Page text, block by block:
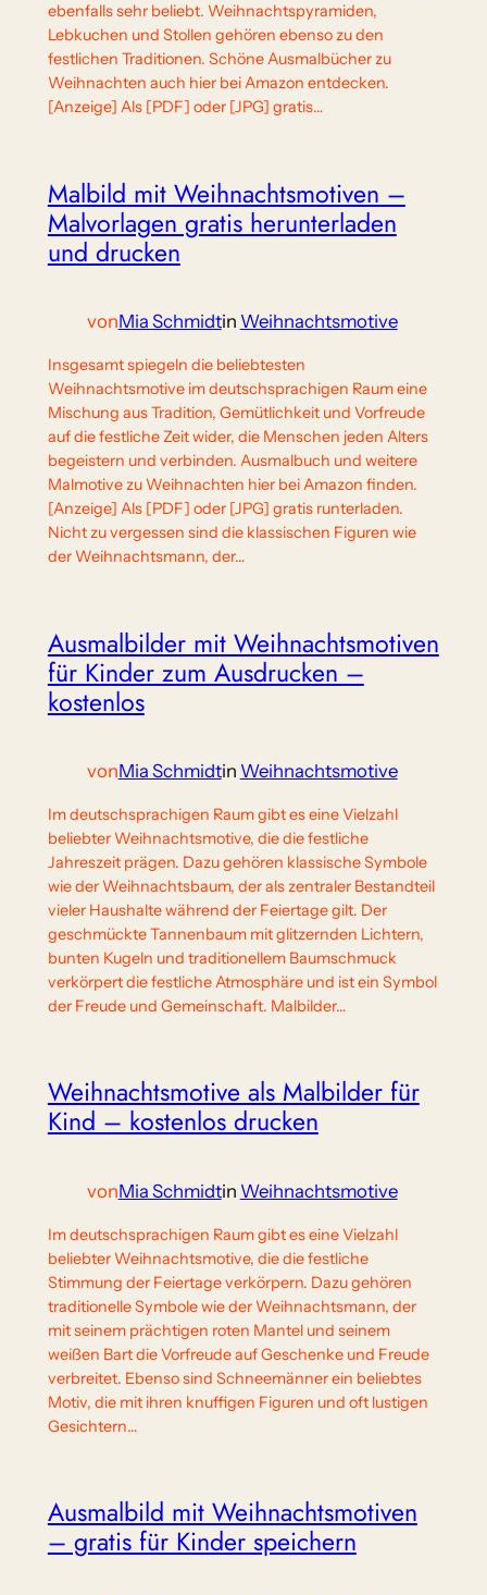
ebenfalls sehr beliebt. Weihnachtspyramiden,
Lebkuchen und Stollen gehören ebenso zu den
festlichen Traditionen. Schöne Ausmalbücher zu
Weihnachten auch hier bei Amazon entdecken.
[Anzeige] Als [PDF] oder [JPG] gratis…
Malbild mit Weihnachtsmotiven –
Malvorlagen gratis herunterladen
und drucken
vonMia Schmidtin Weihnachtsmotive
Insgesamt spiegeln die beliebtesten
Weihnachtsmotive im deutschsprachigen Raum eine
Mischung aus Tradition, Gemütlichkeit und Vorfreude
auf die festliche Zeit wider, die Menschen jeden Alters
begeistern und verbinden. Ausmalbuch und weitere
Malmotive zu Weihnachten hier bei Amazon finden.
[Anzeige] Als [PDF] oder [JPG] gratis runterladen.
Nicht zu vergessen sind die klassischen Figuren wie
der Weihnachtsmann, der…
Ausmalbilder mit Weihnachtsmotiven
für Kinder zum Ausdrucken –
kostenlos
vonMia Schmidtin Weihnachtsmotive
Im deutschsprachigen Raum gibt es eine Vielzahl
beliebter Weihnachtsmotive, die die festliche
Jahreszeit prägen. Dazu gehören klassische Symbole
wie der Weihnachtsbaum, der als zentraler Bestandteil
vieler Haushalte während der Feiertage gilt. Der
geschmückte Tannenbaum mit glitzernden Lichtern,
bunten Kugeln und traditionellem Baumschmuck
verkörpert die festliche Atmosphäre und ist ein Symbol
der Freude und Gemeinschaft. Malbilder…
Weihnachtsmotive als Malbilder für
Kind – kostenlos drucken
vonMia Schmidtin Weihnachtsmotive
Im deutschsprachigen Raum gibt es eine Vielzahl
beliebter Weihnachtsmotive, die die festliche
Stimmung der Feiertage verkörpern. Dazu gehören
traditionelle Symbole wie der Weihnachtsmann, der
mit seinem prächtigen roten Mantel und seinem
weißen Bart die Vorfreude auf Geschenke und Freude
verbreitet. Ebenso sind Schneemänner ein beliebtes
Motiv, die mit ihren knuffigen Figuren und oft lustigen
Gesichtern…
Ausmalbild mit Weihnachtsmotiven
– gratis für Kinder speichern